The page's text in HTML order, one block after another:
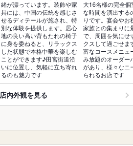
緒が漂っています。装飾や家
具には、中国の伝統を感じさ
せるディテールが施され、特
別な体験を提供します。居心
地の良い高い背もたれの椅子
に身を委ねると、リラックス
した状態で本格中華を楽しむ
ことができます♪田宮街道沿
いに位置し、気軽に立ち寄れ
るのも魅力です
大16名様の完全
な時間を演出する
りです。宴会やお
家族との集まりに
で、周囲を気にせ
クスして過ごせま
富なコースメニュ
み放題のオーダー
があり、様々なニ
られるお店です
店内外観を見る